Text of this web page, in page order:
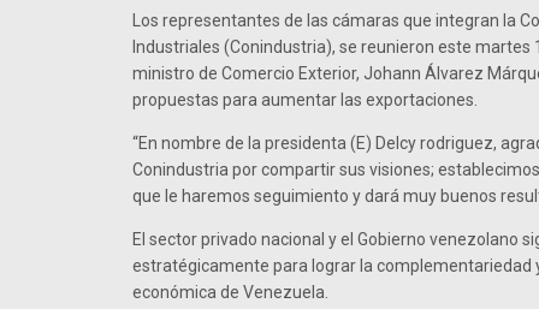
Los representantes de las cámaras que integran la
Industriales (Conindustria), se reunieron este martes
ministro de Comercio Exterior, Johann Álvarez
propuestas para aumentar las exportaciones.
“En nombre de la presidenta (E) Delcy rodriguez,
Conindustria por compartir sus visiones;
que le haremos seguimiento y dará muy buenos
El sector privado nacional y el Gobierno venezolano
estratégicamente para lograr la complementariedad
económica de Venezuela.